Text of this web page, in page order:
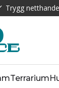
Trygg
Terrarium